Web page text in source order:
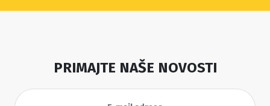
PRIMAJTE NAŠE NOVOSTI